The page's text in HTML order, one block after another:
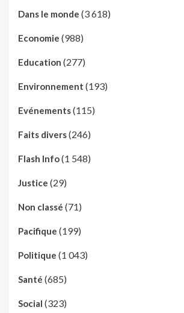
Dans le monde (3 618)
Economie (988)
Education (277)
Environnement (193)
Evénements(115)
Faits divers(246)
Flash Info(1 548)
Justice (29)
Non classé (71)
Pacifique (199)
Politique (1 043)
Santé (685)
Social (323)